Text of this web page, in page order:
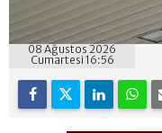
08 Ağustos 2026
Cumartesi 16:56